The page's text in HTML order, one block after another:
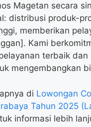
Magetan secara
distribusi produk-
memberikan
Kami
terbaik dan
mengembangkan
di Lowongan
Tahun 2025
informasi lebih